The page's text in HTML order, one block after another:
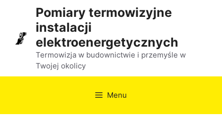
treści
Pomiary termowizyjne
instalacji
elektroenergetycznych
Termowizja w budownictwie i przemyśle w
Twojej okolicy
Menu